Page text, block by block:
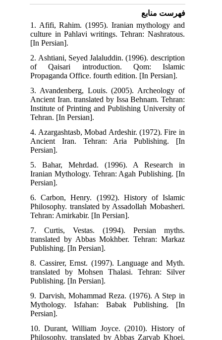
فهرست منابع
1. Afifi, Rahim. (1995). Iranian mythology and
culture in Pahlavi writings. Tehran: Nashratous.
[In Persian].
2. Ashtiani, Seyed Jalaluddin. (1996). description
of Qaisari introduction. Qom: Islamic
Propaganda Office. fourth edition. [In Persian].
3. Avandenberg, Louis. (2005). Archeology of
Ancient Iran. translated by Issa Behnam. Tehran:
Institute of Printing and Publishing University of
Tehran. [In Persian].
4. Azargashtasb, Mobad Ardeshir. (1972). Fire in
Ancient Iran. Tehran: Aria Publishing. [In
5. Bahar, Mehrdad. (1996). A Research in
Iranian Mythology. Tehran: Agah Publishing. [In
6. Carbon, Henry. (1992). History of Islamic
Philosophy. translated by Assadollah Mobasheri.
Tehran: Amirkabir. [In Persian].
7. Curtis, Vestas. (1994). Persian myths.
translated by Abbas Mokhber. Tehran: Markaz
Publishing. [In Persian].
8. Cassirer, Ernst. (1997). Language and Myth.
translated by Mohsen Thalasi. Tehran: Silver
Publishing. [In Persian].
9. Darvish, Mohammad Reza. (1976). A Step in
Mythology. Isfahan: Babak Publishing. [In
10. Durant, William Joyce. (2010). History of
Philosophy. translated by Abbas Zaryab Khoei.